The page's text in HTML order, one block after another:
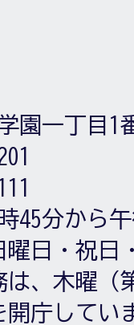
園一丁目1
45分から
曜日・祝日
は、木曜（
開庁してい